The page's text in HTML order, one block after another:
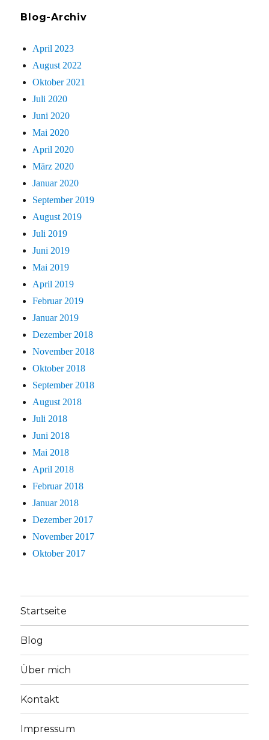
Blog-Archiv
April 2023
August 2022
Oktober 2021
Juli 2020
Juni 2020
Mai 2020
April 2020
März 2020
Januar 2020
September 2019
August 2019
Juli 2019
Juni 2019
Mai 2019
April 2019
Februar 2019
Januar 2019
Dezember 2018
November 2018
Oktober 2018
September 2018
August 2018
Juli 2018
Juni 2018
Mai 2018
April 2018
Februar 2018
Januar 2018
Dezember 2017
November 2017
Oktober 2017
Startseite
Blog
Über mich
Kontakt
Impressum